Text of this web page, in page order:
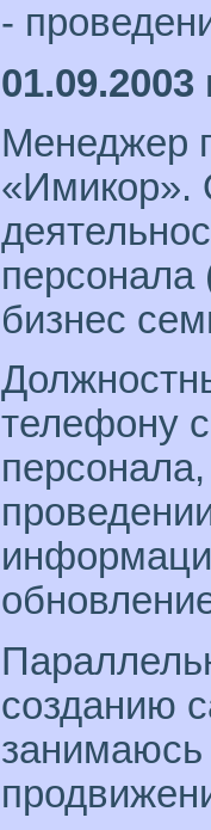
-
01.09.2003
Менеджер
«Имикор».
персонала
бизнес
телефону
созданию